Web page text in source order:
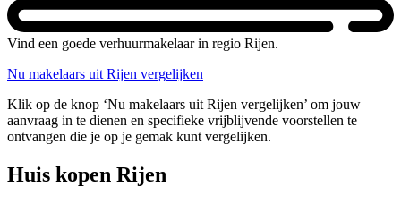
Vind een goede verhuurmakelaar in regio Rijen.
Nu makelaars uit Rijen vergelijken
Klik op de knop ‘Nu makelaars uit Rijen vergelijken’ om jouw
aanvraag in te dienen en specifieke vrijblijvende voorstellen te
ontvangen die je op je gemak kunt vergelijken.
Huis kopen Rijen